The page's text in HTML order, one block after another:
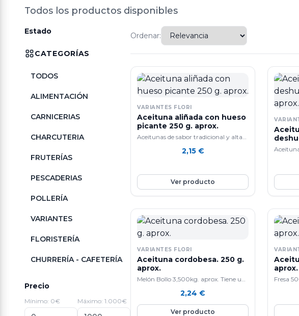
Todos los productos disponibles
Estado
CATEGORÍAS
TODOS
ALIMENTACIÓN
CARNICERIAS
CHARCUTERIA
FRUTERÍAS
PESCADERIAS
POLLERÍA
VARIANTES
FLORISTERÍA
CHURRERÍA - CAFETERÍA
Precio
Mínimo: 0€ Máximo: 1.000€
Ordenar:
VARIANTES FLORI
Aceituna aliñada con hueso
picante 250 g. aprox.
Aceitunas de sabor tradicional y alta
2,15 €
Ver producto
aprox.
VARIANTES FLORI
Aceituna cordobesa. 250 g.
aprox.
Melón Bollo 3,500kg. aprox. Tiene un
contiene mucho colágeno. También
ayuda a la perdida de peso y a
2,24€
Ver producto
aprox.
Fresa
pocas
por lo